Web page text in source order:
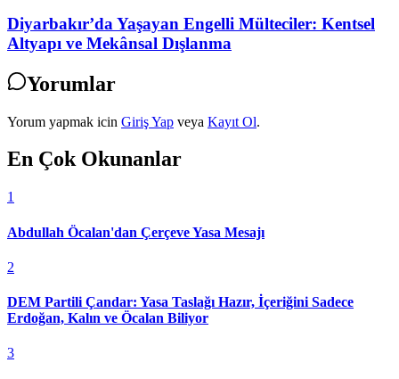
Diyarbakır’da Yaşayan Engelli Mülteciler: Kentsel
Altyapı ve Mekânsal Dışlanma
Yorumlar
Yorum yapmak icin Giriş Yap veya Kayıt Ol.
En Çok Okunanlar
1
Abdullah Öcalan'dan Çerçeve Yasa Mesajı
2
DEM Partili Çandar: Yasa Taslağı Hazır, İçeriğini Sadece
Erdoğan, Kalın ve Öcalan Biliyor
3